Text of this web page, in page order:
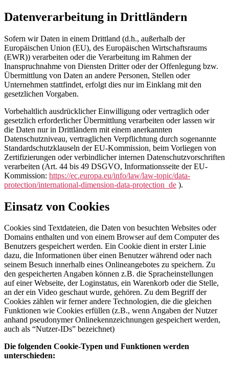
Datenverarbeitung in Drittländern
Sofern wir Daten in einem Drittland (d.h., außerhalb der
Europäischen Union (EU), des Europäischen Wirtschaftsraums
(EWR)) verarbeiten oder die Verarbeitung im Rahmen der
Inanspruchnahme von Diensten Dritter oder der Offenlegung bzw.
Übermittlung von Daten an andere Personen, Stellen oder
Unternehmen stattfindet, erfolgt dies nur im Einklang mit den
gesetzlichen Vorgaben.
Vorbehaltlich ausdrücklicher Einwilligung oder vertraglich oder
gesetzlich erforderlicher Übermittlung verarbeiten oder lassen wir
die Daten nur in Drittländern mit einem anerkannten
Datenschutzniveau, vertraglichen Verpflichtung durch sogenannte
Standardschutzklauseln der EU-Kommission, beim Vorliegen von
Zertifizierungen oder verbindlicher internen Datenschutzvorschriften
verarbeiten (Art. 44 bis 49 DSGVO, Informationsseite der EU-
Kommission: https://ec.europa.eu/info/law/law-topic/data-
protection/international-dimension-data-protection_de ).
Einsatz von Cookies
Cookies sind Textdateien, die Daten von besuchten Websites oder
Domains enthalten und von einem Browser auf dem Computer des
Benutzers gespeichert werden. Ein Cookie dient in erster Linie
dazu, die Informationen über einen Benutzer während oder nach
seinem Besuch innerhalb eines Onlineangebotes zu speichern. Zu
den gespeicherten Angaben können z.B. die Spracheinstellungen
auf einer Webseite, der Loginstatus, ein Warenkorb oder die Stelle,
an der ein Video geschaut wurde, gehören. Zu dem Begriff der
Cookies zählen wir ferner andere Technologien, die die gleichen
Funktionen wie Cookies erfüllen (z.B., wenn Angaben der Nutzer
anhand pseudonymer Onlinekennzeichnungen gespeichert werden,
auch als “Nutzer-IDs” bezeichnet)
Die folgenden Cookie-Typen und Funktionen werden
unterschieden: